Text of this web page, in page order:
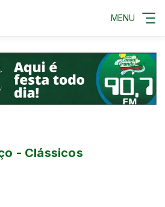
MENU
- Clássicos